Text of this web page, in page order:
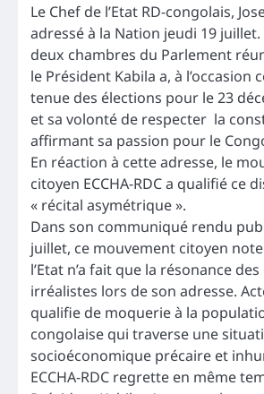
Le Chef de l’Etat RD-congolais,
adressé à la Nation jeudi 19 juillet.
deux chambres du Parlement
le Président Kabila a, à l’occasion
tenue des élections pour le 23
et sa volonté de respecter la
affirmant sa passion pour le
En réaction à cette adresse, le
citoyen ECCHA-RDC a qualifié ce
« récital asymétrique ».
Dans son communiqué rendu
juillet, ce mouvement citoyen
l’Etat n’a fait que la résonance
irréalistes lors de son adresse.
qualifie de moquerie à la
congolaise qui traverse une
socioéconomique précaire et
ECCHA-RDC regrette en même